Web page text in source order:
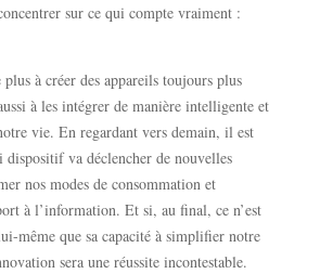
sur ce qui compte vraiment :
à créer des appareils toujours plus
à les intégrer de manière intelligente et
vie. En regardant vers demain, il est
dispositif va déclencher de nouvelles
nos modes de consommation et
à l’information. Et si, au final, ce n’est
même que sa capacité à simplifier notre
sera une réussite incontestable.